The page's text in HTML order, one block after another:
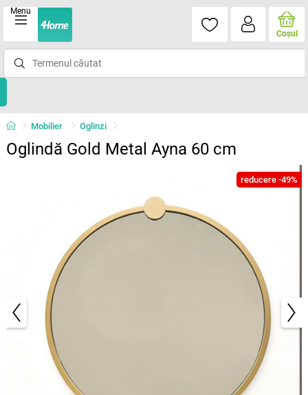
Menu
Coşul
Mobilier Oglinzi
Oglindă Gold Metal Ayna 60 cm
reducere -49%